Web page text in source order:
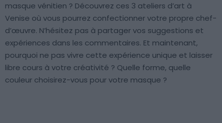
masque vénitien ? Découvrez ces 3 ateliers d’art à
Venise où vous pourrez confectionner votre propre chef-
d’œuvre. N’hésitez pas à partager vos suggestions et
expériences dans les commentaires. Et maintenant,
pourquoi ne pas vivre cette expérience unique et laisser
libre cours à votre créativité ? Quelle forme, quelle
couleur choisirez-vous pour votre masque ?